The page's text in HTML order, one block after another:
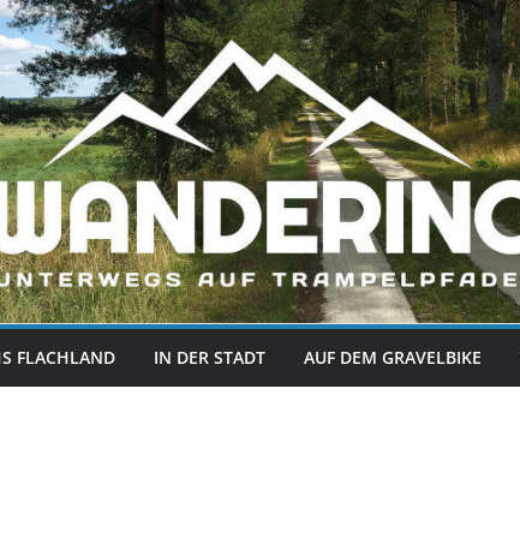
FLACHLAND IN DER STADT AUF DEM GRAVELBIKE